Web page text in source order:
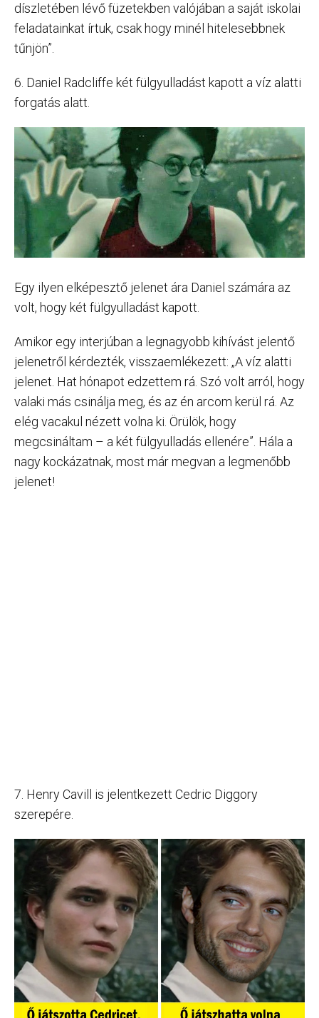
díszletében lévő füzetekben valójában a saját iskolai
feladatainkat írtuk, csak hogy minél hitelesebbnek
tűnjön”.
6. Daniel Radcliffe két fülgyulladást kapott a víz alatti
forgatás alatt.
Egy ilyen elképesztő jelenet ára Daniel számára az
volt, hogy két fülgyulladást kapott.
Amikor egy interjúban a legnagyobb kihívást jelentő
jelenetről kérdezték, visszaemlékezett: „A víz alatti
jelenet. Hat hónapot edzettem rá. Szó volt arról, hogy
valaki más csinálja meg, és az én arcom kerül rá. Az
elég vacakul nézett volna ki. Örülök, hogy
megcsináltam – a két fülgyulladás ellenére”. Hála a
nagy kockázatnak, most már megvan a legmenőbb
jelenet!
7. Henry Cavill is jelentkezett Cedric Diggory
szerepére.